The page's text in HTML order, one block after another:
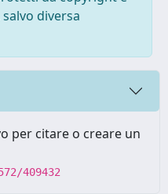
diversa
per citare o creare un
409432